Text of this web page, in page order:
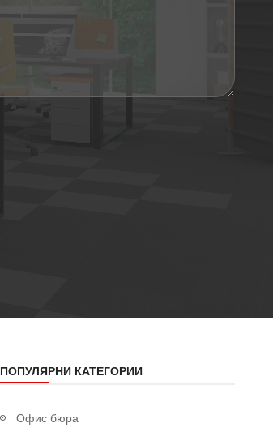
ПОПУЛЯРНИ КАТЕГОРИИ
Офис бюра